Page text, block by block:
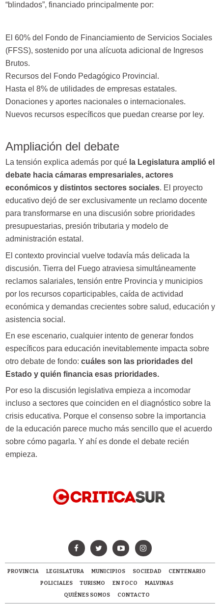
“blindados”, financiado principalmente por:
El 60% del Fondo de Financiamiento de Servicios Sociales
(FFSS), sostenido por una alícuota adicional de Ingresos
Brutos.
Recursos del Fondo Pedagógico Provincial.
Hasta el 8% de utilidades de empresas estatales.
Donaciones y aportes nacionales o internacionales.
Nuevos recursos específicos que puedan crearse por ley.
Ampliación del debate
La tensión explica además por qué la Legislatura amplió el
debate hacia cámaras empresariales, actores
económicos y distintos sectores sociales. El proyecto
educativo dejó de ser exclusivamente un reclamo docente
para transformarse en una discusión sobre prioridades
presupuestarias, presión tributaria y modelo de
administración estatal.
El contexto provincial vuelve todavía más delicada la
discusión. Tierra del Fuego atraviesa simultáneamente
reclamos salariales, tensión entre Provincia y municipios
por los recursos coparticipables, caída de actividad
económica y demandas crecientes sobre salud, educación y
asistencia social.
En ese escenario, cualquier intento de generar fondos
específicos para educación inevitablemente impacta sobre
otro debate de fondo: cuáles son las prioridades del
Estado y quién financia esas prioridades.
Por eso la discusión legislativa empieza a incomodar
incluso a sectores que coinciden en el diagnóstico sobre la
crisis educativa. Porque el consenso sobre la importancia
de la educación parece mucho más sencillo que el acuerdo
sobre cómo pagarla. Y ahí es donde el debate recién
empieza.
PROVINCIA LEGISLATURA MUNICIPIOS SOCIEDAD
CENTENARIO
POLICIALES
TURISMO EN FOCO
MALVINAS
QUIÉNES SOMOS
CONTACTO